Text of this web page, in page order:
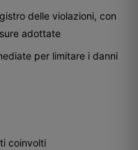
delle violazioni, con
adottate
per limitare i danni
coinvolti